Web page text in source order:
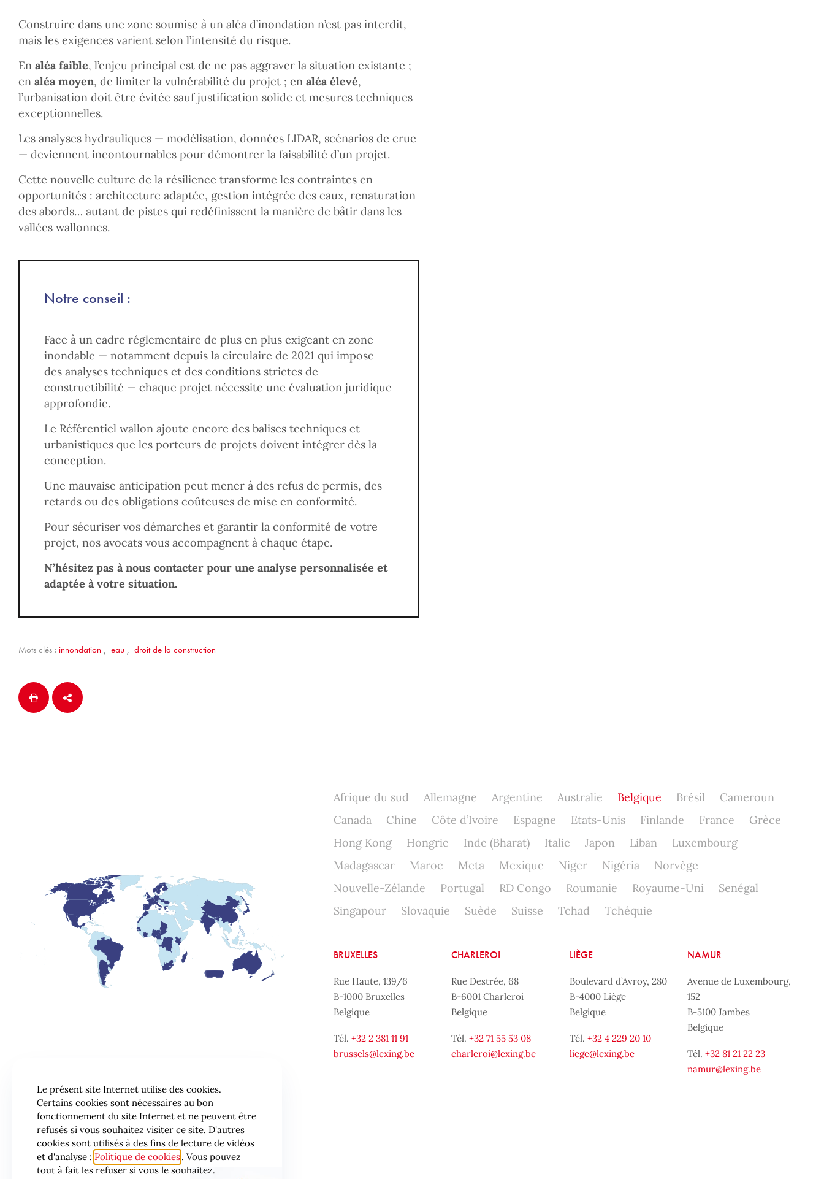
Construire dans une zone soumise à un aléa d’inondation n’est pas interdit,
mais les exigences varient selon l’intensité du risque.
En aléa faible, l’enjeu principal est de ne pas aggraver la situation existante ;
en aléa moyen, de limiter la vulnérabilité du projet ; en aléa élevé,
l’urbanisation doit être évitée sauf justification solide et mesures techniques
exceptionnelles.
Les analyses hydrauliques — modélisation, données LIDAR, scénarios de crue
— deviennent incontournables pour démontrer la faisabilité d’un projet.
Cette nouvelle culture de la résilience transforme les contraintes en
opportunités : architecture adaptée, gestion intégrée des eaux, renaturation
des abords… autant de pistes qui redéfinissent la manière de bâtir dans les
vallées wallonnes.
Notre conseil :
Face à un cadre réglementaire de plus en plus exigeant en zone
inondable — notamment depuis la circulaire de 2021 qui impose
des analyses techniques et des conditions strictes de
constructibilité — chaque projet nécessite une évaluation juridique
approfondie.
Le Référentiel wallon ajoute encore des balises techniques et
urbanistiques que les porteurs de projets doivent intégrer dès la
conception.
Une mauvaise anticipation peut mener à des refus de permis, des
retards ou des obligations coûteuses de mise en conformité.
Pour sécuriser vos démarches et garantir la conformité de votre
projet, nos avocats vous accompagnent à chaque étape.
N’hésitez pas à nous contacter pour une analyse personnalisée et
adaptée à votre situation.
Mots clés : innondation , eau , droit de la construction
Afrique du sud Allemagne Argentine Australie Belgique Brésil
Cameroun
Canada
Chine Côte d’Ivoire Espagne Etats-Unis Finlande France
Grèce
Hong Kong
Hongrie Inde (Bharat) Italie Japon Liban
Luxembourg
Madagascar
Maroc Meta Mexique Niger Nigéria
Norvège
Nouvelle-Zélande
Portugal RD Congo Roumanie Royaume-Uni
Senégal
Singapour
Slovaquie Suède Suisse Tchad Tchéquie
BRUXELLES
Rue Haute, 139/6
B-1000 Bruxelles
Belgique
Tél. +32 2 381 11 91
brussels@lexing.be
CHARLEROI
Rue Destrée, 68
B-6001 Charleroi
Belgique
Tél.+32 71 55 53 08
charleroi@lexing.be
LIÈGE
Boulevard d’Avroy, 280
B-4000 Liège
Belgique
Tél. +32 4 229 20 10
liege@lexing.be
NAMUR
Avenue de Luxembourg,
152
B-5100 Jambes
Belgique
Tél.+32 81 21 22 23
namur@lexing.be
Le présent site Internet utilise des cookies.
Certains cookies sont nécessaires au bon
fonctionnement du site Internet et ne peuvent être
refusés si vous souhaitez visiter ce site. D'autres
cookies sont utilisés à des fins de lecture de vidéos
et d'analyse : Politique de cookies. Vous pouvez
tout à fait les refuser si vous le souhaitez.